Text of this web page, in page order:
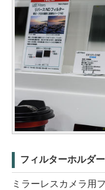
フィルターホルダー
ミラーレスカメラ用